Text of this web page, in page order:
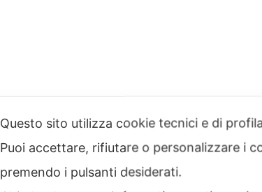
Questo sito utilizza cookie tecnici e di
Puoi accettare, rifiutare o personalizzare i
premendo i pulsanti desiderati.